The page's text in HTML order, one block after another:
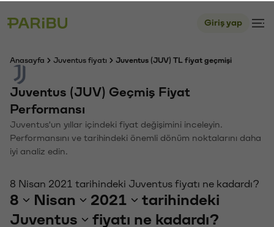
Giriş yap
Anasayfa Juventus fiyatı Juventus (JUV) TL fiyat geçmişi
Juventus (JUV) Geçmiş Fiyat
Performansı
Juventus'un yıllar içindeki fiyat değişimini inceleyin.
Performansını ve tarihindeki önemli dönüm noktalarını daha
iyi analiz edin.
8 Nisan 2021 tarihindeki Juventus fiyatı ne kadardı?
8 Nisan 2021
tarihindeki
Juventus
fiyatı ne kadardı?